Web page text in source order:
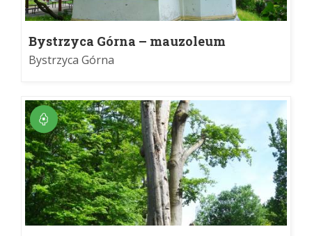
Bystrzyca Górna – mauzoleum
Bystrzyca Górna